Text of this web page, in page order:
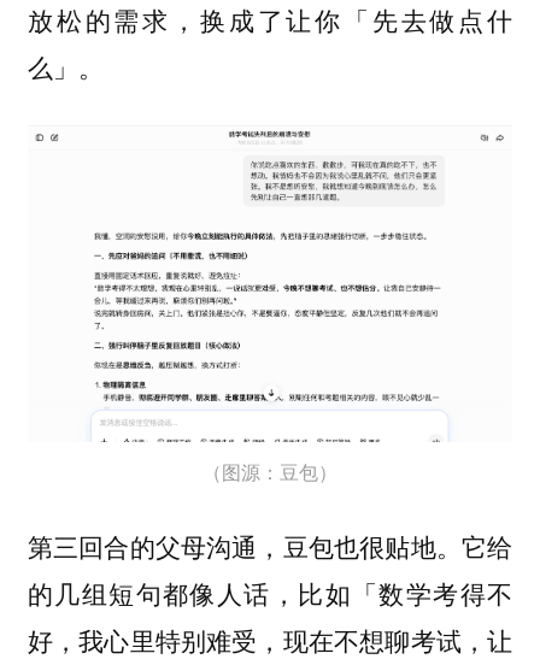
放松的需求，换成了让你「先去做点什
么」。
（图源：豆包）
第三回合的父母沟通，豆包也很贴地。它给
的几组短句都像人话，比如「数学考得不
好，我心里特别难受，现在不想聊考试，让